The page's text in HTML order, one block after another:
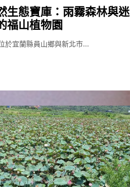
生態寶庫：雨霧森林與迷
福山植物園
於宜蘭縣員山鄉與新北市…